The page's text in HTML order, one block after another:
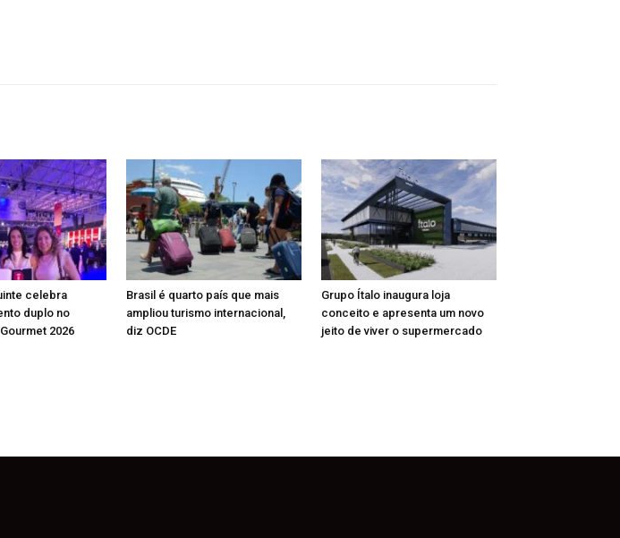
celebra
duplo no
2026
Brasil é quarto país que mais
ampliou turismo internacional,
diz OCDE
Grupo Ítalo inaugura loja
conceito e apresenta um novo
jeito de viver o supermercado